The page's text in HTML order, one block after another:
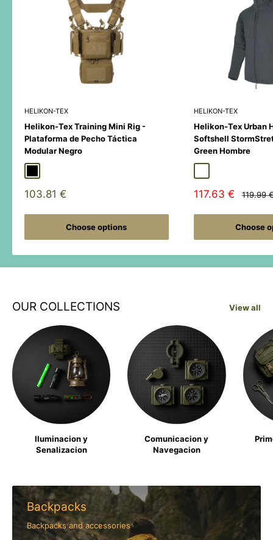
HELIKON-TEX
Helikon-Tex Training Mini Rig -
Plataforma de Pecho Táctica
Modular Negro
Sale
103.81 €
Choose options
HELIKON-TEX
Helikon-Tex Urban
Softshell
Green Hombre
Sale
117.63 €
Regular
119.99
Choose
OUR COLLECTIONS View all
Iluminacion y
Senalizacion
Comunicacion y
Navegacion
Backpacks
Backpacks and accessories